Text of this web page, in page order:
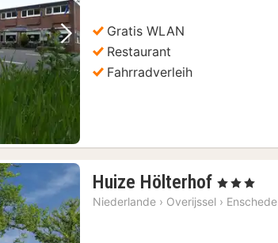
Nächstes Bild
Gratis WLAN
Restaurant
Fahrradverleih
Huize Hölterhof 1
Nacht
, 3 Sterne
Niederlande › Overijssel › Enschede